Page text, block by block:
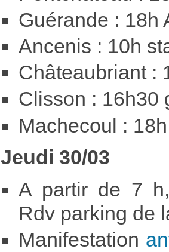
Guérande : 18h
Ancenis : 10h
Châteaubriant :
Clisson : 16h30
Machecoul :
Jeudi 30/03
A partir de 7
Rdv parking de
Manifestation